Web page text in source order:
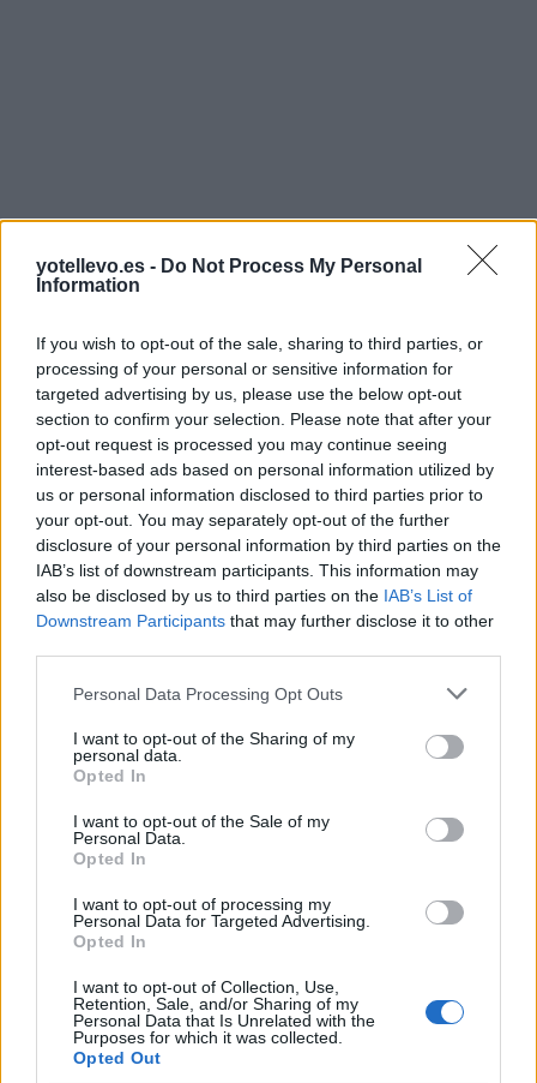
yotellevo.es - Do Not Process My Personal
Information
If you wish to opt-out of the sale, sharing to third parties, or
processing of your personal or sensitive information for
targeted advertising by us, please use the below opt-out
section to confirm your selection. Please note that after your
opt-out request is processed you may continue seeing
interest-based ads based on personal information utilized by
us or personal information disclosed to third parties prior to
your opt-out. You may separately opt-out of the further
disclosure of your personal information by third parties on the
IAB’s list of downstream participants. This information may
also be disclosed by us to third parties on the IAB’s List of
Downstream Participants that may further disclose it to other
Personal Data Processing Opt Outs
I want to opt-out of the Sharing of my
personal data.
Opted In
I want to opt-out of the Sale of my
Personal Data.
Opted In
I want to opt-out of processing my
Personal Data for Targeted Advertising.
Opted In
I want to opt-out of Collection, Use,
Retention, Sale, and/or Sharing of my
Personal Data that Is Unrelated with the
Purposes for which it was collected.
Opted Out
Cómo ir desde Anna a Vinalesa